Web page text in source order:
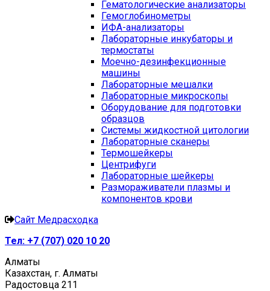
Гематологические анализаторы
Гемоглобинометры
ИФА-анализаторы
Лабораторные инкубаторы и
термостаты
Моечно-дезинфекционные
машины
Лабораторные мешалки
Лабораторные микроскопы
Оборудование для подготовки
образцов
Системы жидкостной цитологии
Лабораторные сканеры
Термошейкеры
Центрифуги
Лабораторные шейкеры
Размораживатели плазмы и
компонентов крови
Сайт Медрасходка
Тел: +7 (707) 020 10 20
Алматы
Казахстан, г. Алматы
Радостовца 211